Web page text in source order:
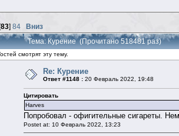
83] 84
Вниз
Тема: Курение (Прочитано 518481 раз)
смотрят эту тему.
Re: Курение
Ответ #1148 : 20 Февраль 2022, 19:48
Цитировать
Harves
Попробовал - офигительные сигареты.
Postet at: 10 Февраль 2022, 13:23